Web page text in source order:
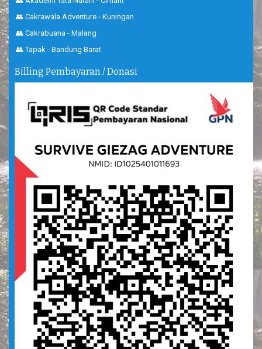
👥 Cakrawala Adventure - Kuningan
👥 Cakrabuana - Malang
👥 Tapak - Bandung Barat
Billing Pembayaran / Donasi